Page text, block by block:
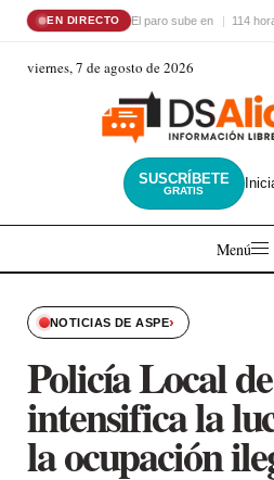
EN DIRECTO El paro sube en 114
viernes, 7 de agosto de 2026
SUSCRÍBETE
GRATIS
Menú
NOTICIAS DE ASPE›
Policía Local
intensifica la
la ocupación